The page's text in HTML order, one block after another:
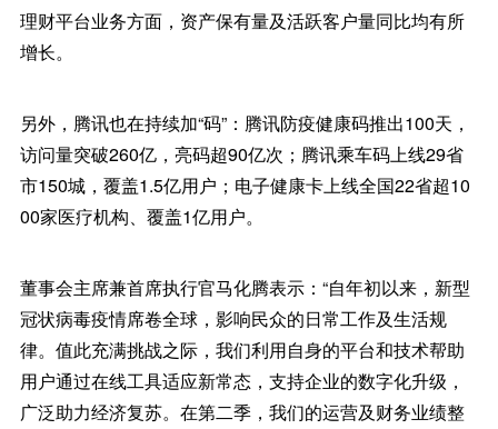
理财平台业务方面，资产保有量及活跃客户量同比均有所
增长。
另外，腾讯也在持续加“码”：腾讯防疫健康码推出100天，
访问量突破260亿，亮码超90亿次；腾讯乘车码上线29省
市150城，覆盖1.5亿用户；电子健康卡上线全国22省超10
00家医疗机构、覆盖1亿用户。
董事会主席兼首席执行官马化腾表示：“自年初以来，新型
冠状病毒疫情席卷全球，影响民众的日常工作及生活规
律。值此充满挑战之际，我们利用自身的平台和技术帮助
用户通过在线工具适应新常态，支持企业的数字化升级，
广泛助力经济复苏。在第二季，我们的运营及财务业绩整